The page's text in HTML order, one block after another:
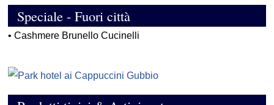
Speciale - Fuori città
•Cashmere Brunello Cucinelli